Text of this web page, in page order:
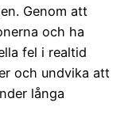
Genom att
och ha
fel i realtid
och undvika att
långa